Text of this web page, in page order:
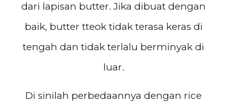
dari lapisan butter. Jika dibuat dengan
baik, butter tteok tidak terasa keras di
tengah dan tidak terlalu berminyak di
luar.
Di sinilah perbedaannya dengan rice